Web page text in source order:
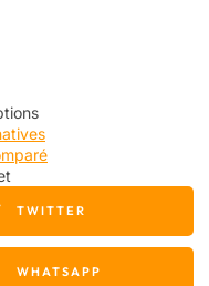
TWITTER
WHATSAPP